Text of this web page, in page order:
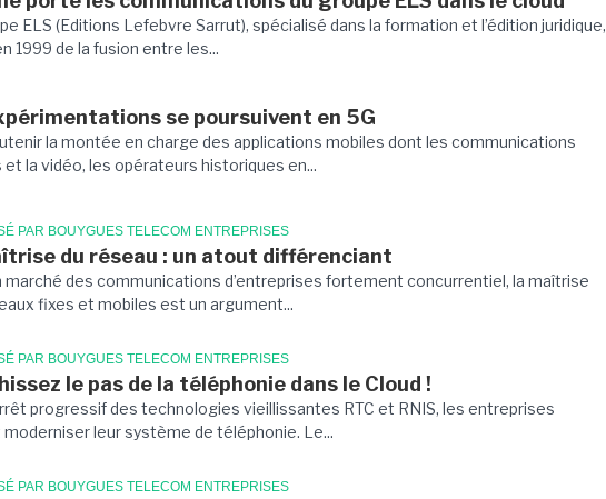
ELS (Editions Lefebvre Sarrut), spécialisé dans la formation et l’édition juridique,
1999 de la fusion entre les...
se poursuivent en 5G
la montée en charge des applications mobiles dont les communications
la vidéo, les opérateurs historiques en...
PAR BOUYGUES TELECOM ENTREPRISES
du réseau : un atout différenciant
marché des communications d’entreprises fortement concurrentiel, la maîtrise
fixes et mobiles est un argument...
PAR BOUYGUES TELECOM ENTREPRISES
le pas de la téléphonie dans le Cloud !
progressif des technologies vieillissantes RTC et RNIS, les entreprises
leur système de téléphonie. Le...
PAR BOUYGUES TELECOM ENTREPRISES